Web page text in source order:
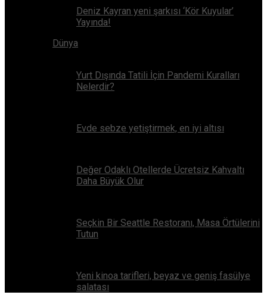
Deniz Kayran yeni şarkısı ‘Kör Kuyular’
Yayında!
Dünya
Yurt Dışında Tatili İçin Pandemi Kuralları
Nelerdir?
Evde sebze yetiştirmek, en iyi altısı
Değer Odaklı Otellerde Ücretsiz Kahvaltı
Daha Büyük Olur
Seçkin Bir Seattle Restoranı, Masa Örtülerini
Tutun
Yeni kinoa tarifleri, beyaz ve geniş fasülye
salatası